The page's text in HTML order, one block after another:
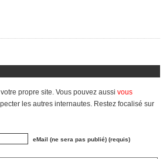
propre site. Vous pouvez aussi vous
les autres internautes. Restez focalisé sur
eMail (ne sera pas publié) (requis)